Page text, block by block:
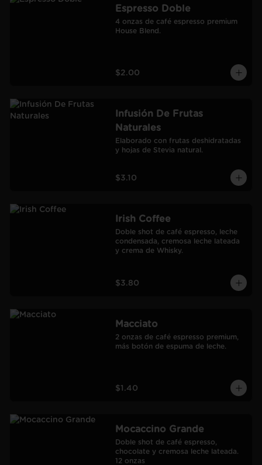
Espresso Doble
4 onzas de café espresso premium
House Blend.
$2.00
Infusión De Frutas
Naturales
Elaborado con frutas deshidratadas
y hojas de Stevia natural.
$3.10
Irish Coffee
Doble shot de café espresso, leche
condensada, cremosa leche lateada
y crema de Whisky.
$3.80
Macciato
2 onzas de café espresso premium,
más botón de espuma de leche.
$1.40
Mocaccino Grande
Doble shot de café espresso,
chocolate y cremosa leche lateada.
12 onzas